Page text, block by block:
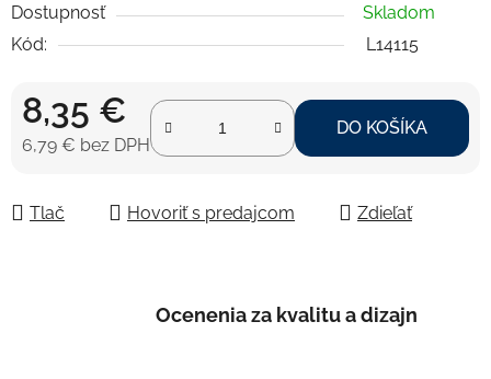
Dostupnosť
Skladom
Kód:
L14115
8,35 €
6,79 € bez DPH
DO KOŠÍKA
Tlač Hovoriť s predajcom Zdieľať
Ocenenia za kvalitu a dizajn